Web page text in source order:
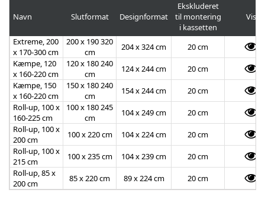
Navn Slutformat Designformat
Ekskluderet
til montering
i kassetten
Vis
Extreme, 200
x 170-300 cm
200 x 190 320
cm
204 x 324 cm
20 cm
Kæmpe, 120
x 160-220 cm
120 x 180 240
cm
124 x 244 cm
20 cm
Kæmpe, 150
x 160-220 cm
150 x 180 240
cm
154 x 244 cm
20 cm
Roll-up, 100 x
160-225 cm
100 x 180 245
cm
104 x 249 cm
20 cm
Roll-up, 100 x
200 cm
100 x 220 cm 104 x 224 cm
20 cm
Roll-up, 100 x
215 cm
100 x 235 cm 104 x 239 cm
20 cm
Roll-up, 85 x
200 cm
85 x 220 cm 89 x 224 cm 20 cm